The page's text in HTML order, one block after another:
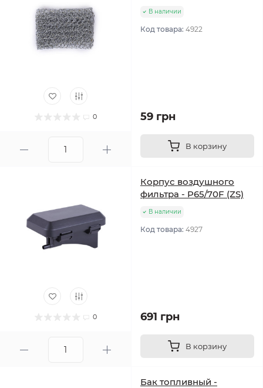
0
В наличии
Код товара: 4922
59 грн
В корзину
0
Корпус воздушного
фильтра - P65/70F (ZS)
В наличии
Код товара: 4927
691 грн
В корзину
Бак топливный -